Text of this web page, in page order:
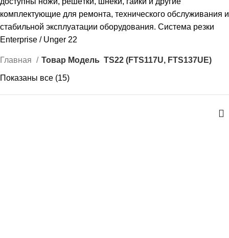
комплектующие для ремонта, технического обслуживания и
стабильной эксплуатации оборудования. Система резки
Enterprise / Unger 22
Главная Товар Модель TS22 (FTS117U, FTS137UE)
Показаны все (15)